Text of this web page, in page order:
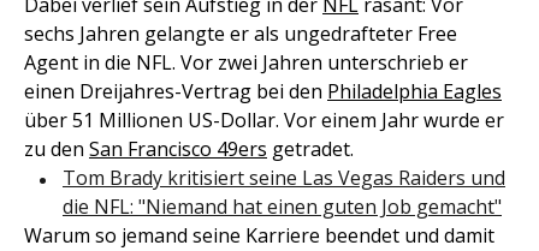
sechs Jahren gelangte er als ungedrafteter Free
Agent in die NFL. Vor zwei Jahren unterschrieb er
einen Dreijahres-Vertrag bei den Philadelphia Eagles
über 51 Millionen US-Dollar. Vor einem Jahr wurde er
zu den San Francisco 49ers getradet.
Tom Brady kritisiert seine Las Vegas Raiders und
die NFL: "Niemand hat einen guten Job gemacht"
Warum so jemand seine Karriere beendet und damit